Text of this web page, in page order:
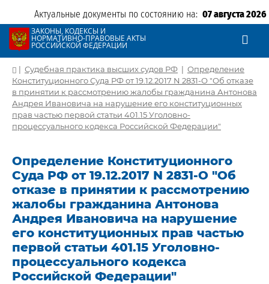
Актуальные документы по состоянию на: 07 августа 2026
ЗАКОНЫ, КОДЕКСЫ И
НОРМАТИВНО-ПРАВОВЫЕ АКТЫ
РОССИЙСКОЙ ФЕДЕРАЦИИ
| Судебная практика высших судов РФ | Определение
Конституционного Суда РФ от 19.12.2017 N 2831-О "Об отказе
в принятии к рассмотрению жалобы гражданина Антонова
Андрея Ивановича на нарушение его конституционных
прав частью первой статьи 401.15 Уголовно-
процессуального кодекса Российской Федерации"
Определение Конституционного
Суда РФ от 19.12.2017 N 2831-О "Об
отказе в принятии к рассмотрению
жалобы гражданина Антонова
Андрея Ивановича на нарушение
его конституционных прав частью
первой статьи 401.15 Уголовно-
процессуального кодекса
Российской Федерации"